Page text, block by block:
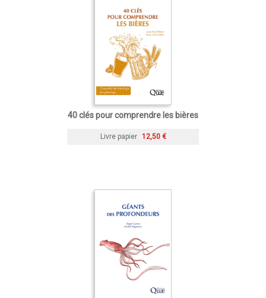
40 clés pour comprendre les bières
Livre papier 12,50 €